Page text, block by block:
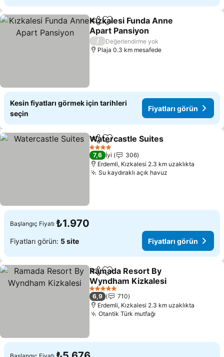
PaylaşFavorilerime ekle
Kızkalesi Funda Anne
Apart Pansiyon
/
Değerlendirme yok
Plaja 0.3 km mesafede
Kesin fiyatları görmek için tarihleri
seçin
Fiyatları görün
PaylaşFavorilerime ekle
Watercastle Suites
4 Yıldız
7,6 İyi
306
Erdemli, Kızkalesi 2.3 km uzaklıkta
Su kaydıraklı açık havuz
Başlangıç Fiyatı ₺1.970
Fiyatları görün: 5 site Fiyatları görün
PaylaşFavorilerime ekle
Ramada Resort By
Wyndham Kizkalesi
5 Yıldız
6,9
710
Erdemli, Kızkalesi 2.3 km uzaklıkta
Otantik Türk mutfağı
Başlangıç Fiyatı